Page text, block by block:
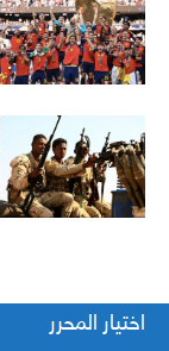
اختيار المحرر